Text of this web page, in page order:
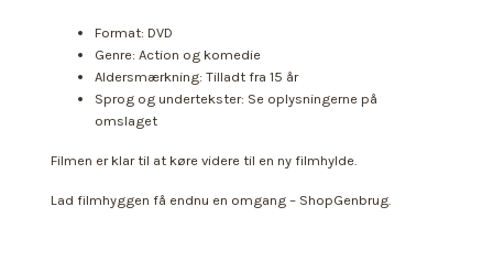
Format: DVD
Genre: Action og komedie
Aldersmærkning: Tilladt fra 15 år
Sprog og undertekster: Se oplysningerne på
omslaget
Filmen er klar til at køre videre til en ny filmhylde.
Lad filmhyggen få endnu en omgang – ShopGenbrug.